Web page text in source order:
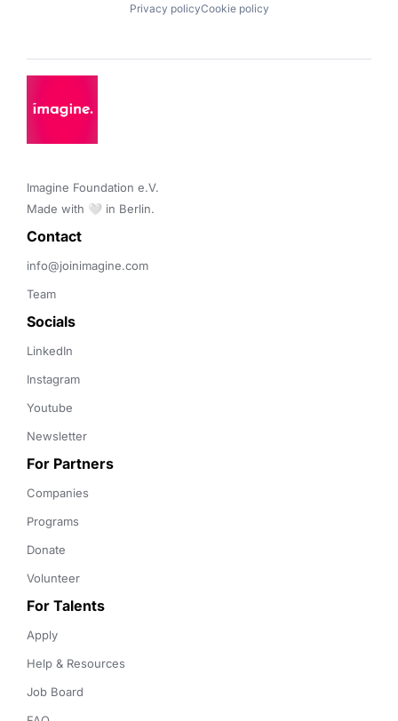
Privacy policyCookie policy
Imagine Foundation e.V.
Made with 🤍 in Berlin.
Contact
info@joinimagine.com
Team
Socials
LinkedIn
Instagram
Youtube
Newsletter
For Partners
Companies
Programs
Donate
Volunteer
For Talents
Apply
Help & Resources
Job Board